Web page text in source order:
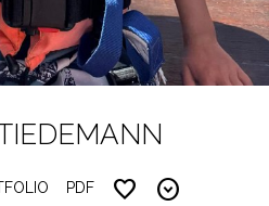
PDF 